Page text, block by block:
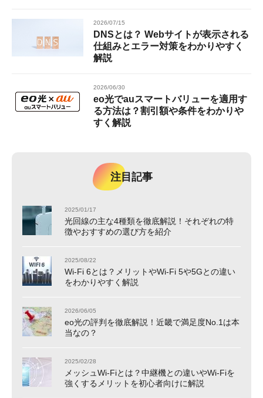
2026/07/15
DNSとは？ Webサイトが表示される
仕組みとエラー対策をわかりやすく
解説
2026/06/30
eo光でauスマートバリューを適用す
る方法は？割引額や条件をわかりや
すく解説
注目記事
2025/01/17
光回線の主な4種類を徹底解説！それぞれの特
徴やおすすめの選び方を紹介
2025/08/22
Wi-Fi 6とは？メリットやWi-Fi 5や5Gとの違い
をわかりやすく解説
2026/06/05
eo光の評判を徹底解説！近畿で満足度No.1は本
当なの？
2025/02/28
メッシュWi-Fiとは？中継機との違いやWi-Fiを
強くするメリットを初心者向けに解説